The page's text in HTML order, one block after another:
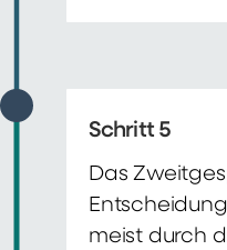
Schritt 5
Das
meist durch